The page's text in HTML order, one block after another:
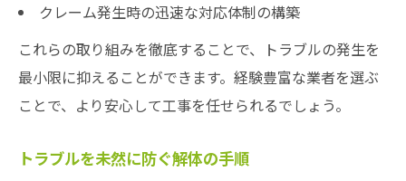
クレーム発生時の迅速な対応体制の構築
これらの取り組みを徹底することで、トラブルの発生を
最小限に抑えることができます。経験豊富な業者を選ぶ
ことで、より安心して工事を任せられるでしょう。
トラブルを未然に防ぐ解体の手順